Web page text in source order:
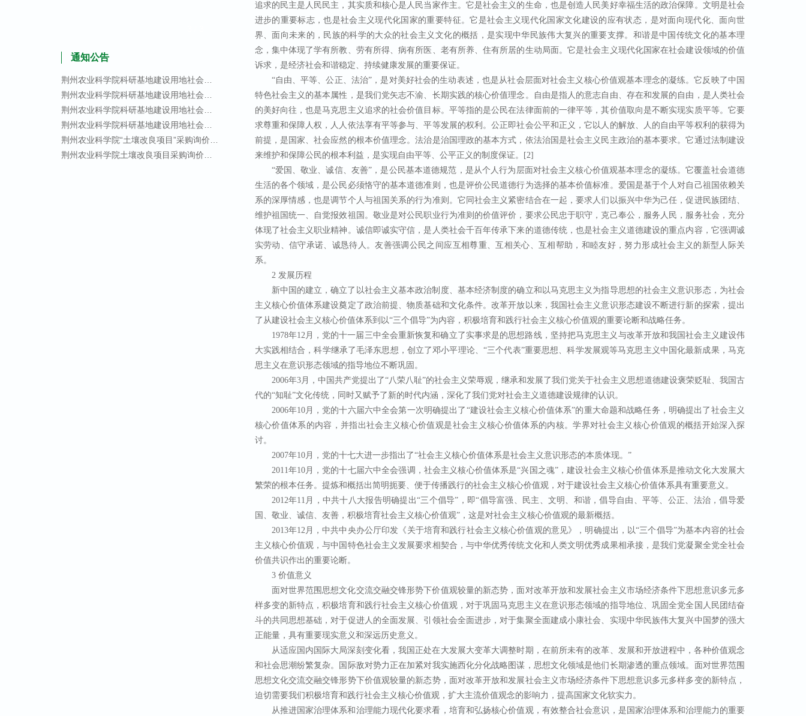
“田间课堂”开讲啦！院棉花科技特派团一线指导夏直播棉抗高温保铃增产
通知公告
荆州农业科学院科研基地建设用地社会稳定风险评估报告编制服务（二次）成交结果公告
荆州农业科学院科研基地建设用地社会稳定风险评估报告编制服务（二次）竞争性谈判公告
荆州农业科学院科研基地建设用地社会稳定风险评估报告编制服务废标公告
荆州农业科学院科研基地建设用地社会稳定风险评估报告编制服务竞争性谈判公告
荆州农业科学院“土壤改良项目”采购询价中标结果公告
荆州农业科学院土壤改良项目采购询价公告
追求的民主是人民民主，其实质和核心是人民当家作主。它是社会主义的生命，也是创造人民美好幸福生活的政治保障。文明是社会
进步的重要标志，也是社会主义现代化国家的重要特征。它是社会主义现代化国家文化建设的应有状态，是对面向现代化、面向世
界、面向未来的，民族的科学的大众的社会主义文化的概括，是实现中华民族伟大复兴的重要支撑。和谐是中国传统文化的基本理
念，集中体现了学有所教、劳有所得、病有所医、老有所养、住有所居的生动局面。它是社会主义现代化国家在社会建设领域的价值
诉求，是经济社会和谐稳定、持续健康发展的重要保证。
“自由、平等、公正、法治”，是对美好社会的生动表述，也是从社会层面对社会主义核心价值观基本理念的凝练。它反映了中国
特色社会主义的基本属性，是我们党矢志不渝、长期实践的核心价值理念。自由是指人的意志自由、存在和发展的自由，是人类社会
的美好向往，也是马克思主义追求的社会价值目标。平等指的是公民在法律面前的一律平等，其价值取向是不断实现实质平等。它要
求尊重和保障人权，人人依法享有平等参与、平等发展的权利。公正即社会公平和正义，它以人的解放、人的自由平等权利的获得为
前提，是国家、社会应然的根本价值理念。法治是治国理政的基本方式，依法治国是社会主义民主政治的基本要求。它通过法制建设
来维护和保障公民的根本利益，是实现自由平等、公平正义的制度保证。[2]
“爱国、敬业、诚信、友善”，是公民基本道德规范，是从个人行为层面对社会主义核心价值观基本理念的凝练。它覆盖社会道德
生活的各个领域，是公民必须恪守的基本道德准则，也是评价公民道德行为选择的基本价值标准。爱国是基于个人对自己祖国依赖关
系的深厚情感，也是调节个人与祖国关系的行为准则。它同社会主义紧密结合在一起，要求人们以振兴中华为己任，促进民族团结、
维护祖国统一、自觉报效祖国。敬业是对公民职业行为准则的价值评价，要求公民忠于职守，克己奉公，服务人民，服务社会，充分
体现了社会主义职业精神。诚信即诚实守信，是人类社会千百年传承下来的道德传统，也是社会主义道德建设的重点内容，它强调诚
实劳动、信守承诺、诚恳待人。友善强调公民之间应互相尊重、互相关心、互相帮助，和睦友好，努力形成社会主义的新型人际关
系。
2 发展历程
新中国的建立，确立了以社会主义基本政治制度、基本经济制度的确立和以马克思主义为指导思想的社会主义意识形态，为社会
主义核心价值体系建设奠定了政治前提、物质基础和文化条件。改革开放以来，我国社会主义意识形态建设不断进行新的探索，提出
了从建设社会主义核心价值体系到以“三个倡导”为内容，积极培育和践行社会主义核心价值观的重要论断和战略任务。
1978年12月，党的十一届三中全会重新恢复和确立了实事求是的思想路线，坚持把马克思主义与改革开放和我国社会主义建设伟
大实践相结合，科学继承了毛泽东思想，创立了邓小平理论、“三个代表”重要思想、科学发展观等马克思主义中国化最新成果，马克
思主义在意识形态领域的指导地位不断巩固。
2006年3月，中国共产党提出了“八荣八耻”的社会主义荣辱观，继承和发展了我们党关于社会主义思想道德建设褒荣贬耻、我国古
代的“知耻”文化传统，同时又赋予了新的时代内涵，深化了我们党对社会主义道德建设规律的认识。
2006年10月，党的十六届六中全会第一次明确提出了“建设社会主义核心价值体系”的重大命题和战略任务，明确提出了社会主义
核心价值体系的内容，并指出社会主义核心价值观是社会主义核心价值体系的内核。学界对社会主义核心价值观的概括开始深入探
讨。
2007年10月，党的十七大进一步指出了“社会主义核心价值体系是社会主义意识形态的本质体现。”
2011年10月，党的十七届六中全会强调，社会主义核心价值体系是“兴国之魂”，建设社会主义核心价值体系是推动文化大发展大
繁荣的根本任务。提炼和概括出简明扼要、便于传播践行的社会主义核心价值观，对于建设社会主义核心价值体系具有重要意义。
2012年11月，中共十八大报告明确提出“三个倡导”，即“倡导富强、民主、文明、和谐，倡导自由、平等、公正、法治，倡导爱
国、敬业、诚信、友善，积极培育社会主义核心价值观”，这是对社会主义核心价值观的最新概括。
2013年12月，中共中央办公厅印发《关于培育和践行社会主义核心价值观的意见》，明确提出，以“三个倡导”为基本内容的社会
主义核心价值观，与中国特色社会主义发展要求相契合，与中华优秀传统文化和人类文明优秀成果相承接，是我们党凝聚全党全社会
价值共识作出的重要论断。
3 价值意义
面对世界范围思想文化交流交融交锋形势下价值观较量的新态势，面对改革开放和发展社会主义市场经济条件下思想意识多元多
样多变的新特点，积极培育和践行社会主义核心价值观，对于巩固马克思主义在意识形态领域的指导地位、巩固全党全国人民团结奋
斗的共同思想基础，对于促进人的全面发展、引领社会全面进步，对于集聚全面建成小康社会、实现中华民族伟大复兴中国梦的强大
正能量，具有重要现实意义和深远历史意义。
从适应国内国际大局深刻变化看，我国正处在大发展大变革大调整时期，在前所未有的改革、发展和开放进程中，各种价值观念
和社会思潮纷繁复杂。国际敌对势力正在加紧对我实施西化分化战略图谋，思想文化领域是他们长期渗透的重点领域。面对世界范围
思想文化交流交融交锋形势下价值观较量的新态势，面对改革开放和发展社会主义市场经济条件下思想意识多元多样多变的新特点，
迫切需要我们积极培育和践行社会主义核心价值观，扩大主流价值观念的影响力，提高国家文化软实力。
从推进国家治理体系和治理能力现代化要求看，培育和弘扬核心价值观，有效整合社会意识，是国家治理体系和治理能力的重要